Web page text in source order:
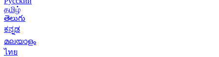
தமிழ்
తెలుగు
ಕನ್ನಡ
മലയാളം
ไทย